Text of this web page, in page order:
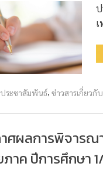
ระชาสัมพันธ์,ข่าวสารเกี่ยว
าศผลการพิจาร
าค ปีการศึกษา